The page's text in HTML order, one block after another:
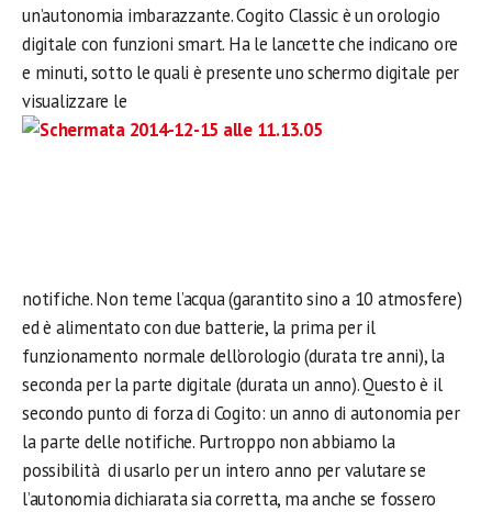
un’autonomia imbarazzante. Cogito Classic è un orologio
digitale con funzioni smart. Ha le lancette che indicano ore
e minuti, sotto le quali è presente uno schermo digitale per
visualizzare le
notifiche. Non teme l’acqua (garantito sino a 10 atmosfere)
ed è alimentato con due batterie, la prima per il
funzionamento normale dell’orologio (durata tre anni), la
seconda per la parte digitale (durata un anno). Questo è il
secondo punto di forza di Cogito: un anno di autonomia per
la parte delle notifiche. Purtroppo non abbiamo la
possibilità di usarlo per un intero anno per valutare se
l’autonomia dichiarata sia corretta, ma anche se fossero